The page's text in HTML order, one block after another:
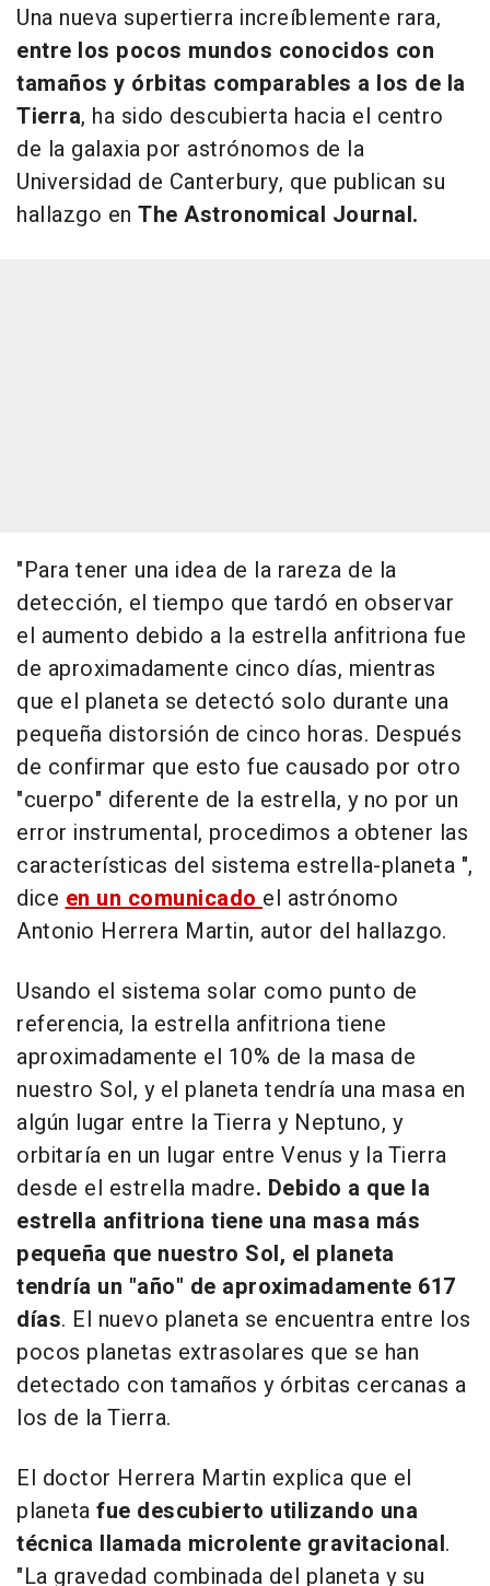
Una nueva supertierra increíblemente rara,
entre los pocos mundos conocidos con
tamaños y órbitas comparables a los de la
Tierra, ha sido descubierta hacia el centro
de la galaxia por astrónomos de la
Universidad de Canterbury, que publican su
hallazgo en The Astronomical Journal.
"Para tener una idea de la rareza de la
detección, el tiempo que tardó en observar
el aumento debido a la estrella anfitriona fue
de aproximadamente cinco días, mientras
que el planeta se detectó solo durante una
pequeña distorsión de cinco horas. Después
de confirmar que esto fue causado por otro
"cuerpo" diferente de la estrella, y no por un
error instrumental, procedimos a obtener las
características del sistema estrella-planeta ",
diceen un comunicadoel astrónomo
Antonio Herrera Martin, autor del hallazgo.
Usando el sistema solar como punto de
referencia, la estrella anfitriona tiene
aproximadamente el 10% de la masa de
nuestro Sol, y el planeta tendría una masa en
algún lugar entre la Tierra y Neptuno, y
orbitaría en un lugar entre Venus y la Tierra
desde el estrella madre. Debido a que la
estrella anfitriona tiene una masa más
pequeña que nuestro Sol, el planeta
tendría un "año" de aproximadamente 617
días. El nuevo planeta se encuentra entre los
pocos planetas extrasolares que se han
detectado con tamaños y órbitas cercanas a
los de la Tierra.
El doctor Herrera Martin explica que el
planeta fue descubierto utilizando una
técnica llamada microlente gravitacional.
"La gravedad combinada del planeta y su